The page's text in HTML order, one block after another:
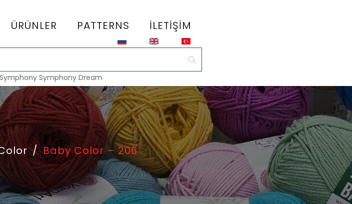
ÜRÜNLER PATTERNS İLETIŞIM
Symphony Symphony Dream
/ Baby Color – 206